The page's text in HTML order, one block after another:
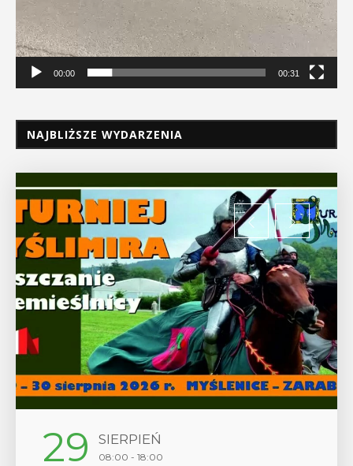
00:00 00:31
NAJBLIŻSZE WYDARZENIA
12 SIERPIEŃ
17:00